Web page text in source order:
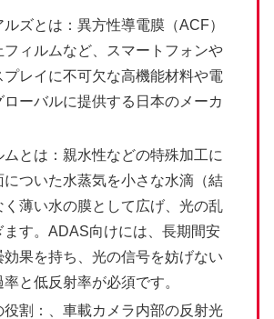
ズとは：異方性導電膜（ACF）
フィルムなど、スマートフォンや
プレイに不可欠な高機能材料や電
ローバルに提供する日本のメーカ
ムとは：親水性などの特殊加工に
についた水蒸気を小さな水滴（結
く薄い水の膜として広げ、光の乱
ます。ADAS向けには、長期間安
効果を持ち、光の信号を妨げない
と低反射率が必須です。
役割：、車載カメラ内部の反射光